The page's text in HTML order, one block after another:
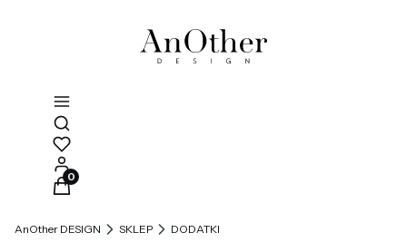
Otwórz wyszukiwarkę
Produkty w koszyku: 0. Zobacz szczegóły
AnOther DESIGN SKLEP DODATKI